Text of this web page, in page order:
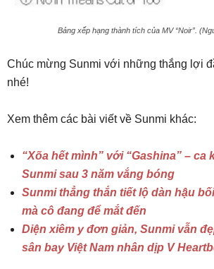
Bảng xếp hạng thành tích của MV “Noir”.
Chúc mừng Sunmi với những thắng lợi
nhé!
Xem thêm các bài viết về Sunmi khác:
“Xõa hết mình” với “Gashina” – ca
Sunmi sau 3 năm vắng bóng
Sunmi thẳng thắn tiết lộ dàn hậu
mà cô đang để mắt đến
Diện xiêm y đơn giản, Sunmi vẫn
sân bay Việt Nam nhân dịp V